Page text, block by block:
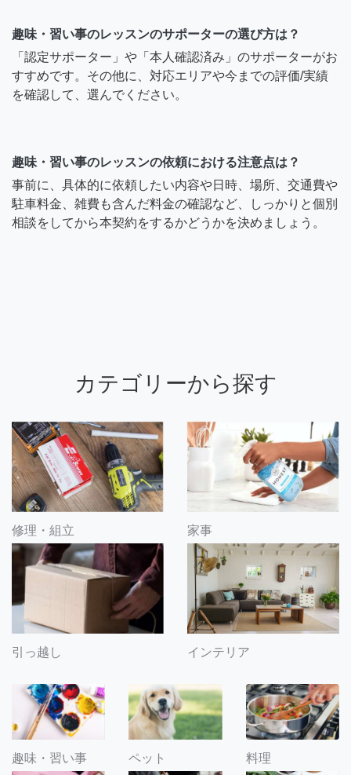
趣味・習い事のレッスンのサポーターの選び方は？
「認定サポーター」や「本人確認済み」のサポーターがお
すすめです。その他に、対応エリアや今までの評価/実績
を確認して、選んでください。
趣味・習い事のレッスンの依頼における注意点は？
事前に、具体的に依頼したい内容や日時、場所、交通費や
駐車料金、雑費も含んだ料金の確認など、しっかりと個別
相談をしてから本契約をするかどうかを決めましょう。
カテゴリーから探す
修理・組立 家事
引っ越し インテリア
趣味・習い事 ペット 料理